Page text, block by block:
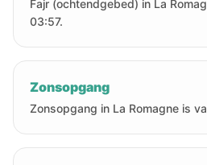
Fajr (ochtendgebed) in La
03:57.
Zonsopgang
Zonsopgang in La Romagne is